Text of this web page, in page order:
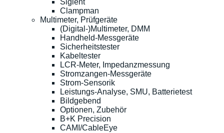
Siglent
Clampman
Multimeter, Prüfgeräte
(Digital-)Multimeter, DMM
Handheld-Messgeräte
Sicherheitstester
Kabeltester
LCR-Meter, Impedanzmessung
Stromzangen-Messgeräte
Strom-Sensorik
Leistungs-Analyse, SMU, Batterietest
Bildgebend
Optionen, Zubehör
B+K Precision
CAMI/CableEye